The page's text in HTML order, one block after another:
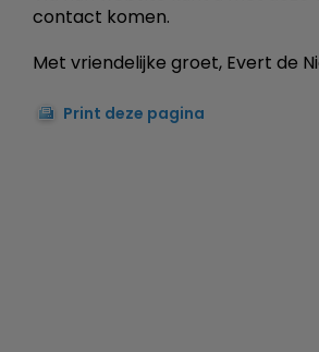
contact komen.
Met vriendelijke groet, Evert de
Print deze pagina